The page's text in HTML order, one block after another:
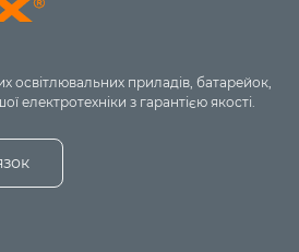
освітлювальних приладів, батарейок,
електротехніки з гарантією якості.